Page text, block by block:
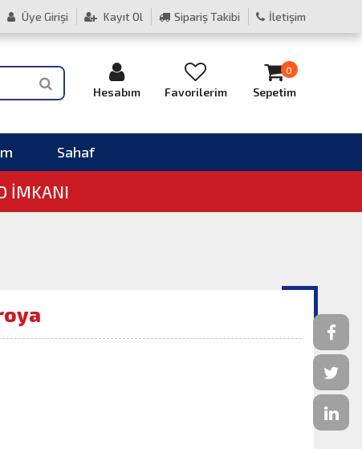
Üye Girişi Kayıt Ol Sipariş Takibi İletişim
Hesabım Favorilerim Sepetim
0
Sahaf
İMKANI